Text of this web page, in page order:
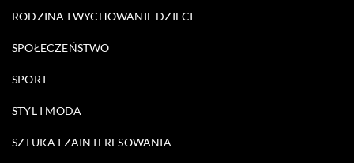
RODZINA I WYCHOWANIE DZIECI
SPOŁECZEŃSTWO
SPORT
STYL I MODA
SZTUKA I ZAINTERESOWANIA